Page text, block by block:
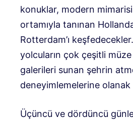
konuklar, modern mimarisi
ortamıyla tanınan
Rotterdam’ı
yolcuların çok çeşitli
galerileri sunan şehrin
deneyimlemelerine olanak
Üçüncü ve dördüncü